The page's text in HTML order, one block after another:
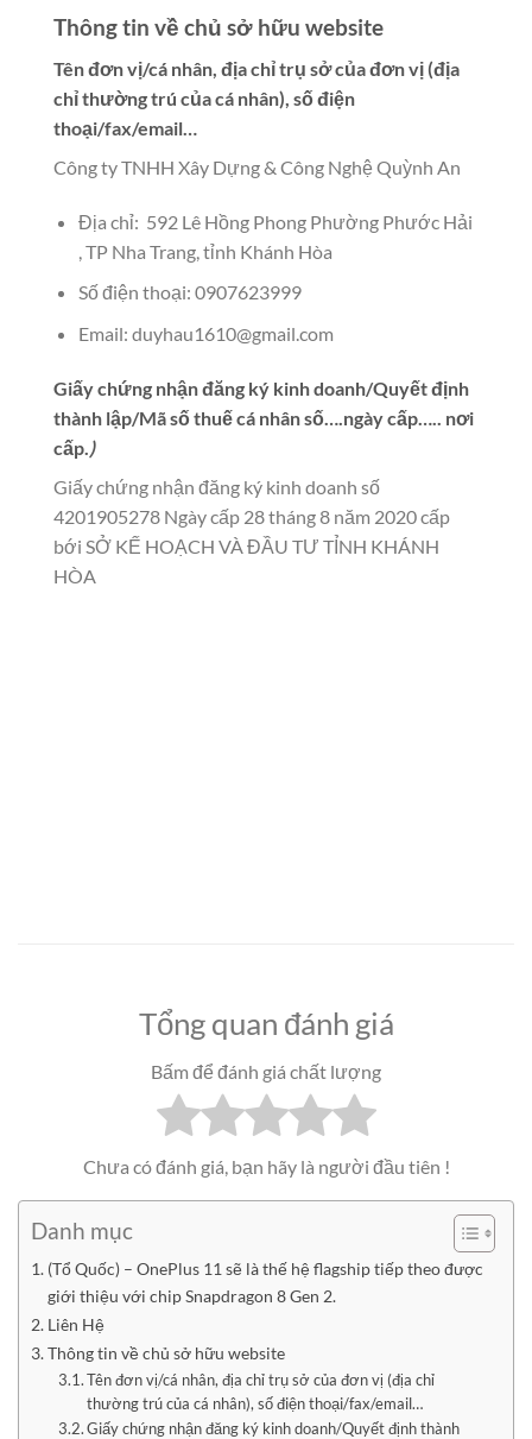
Thông tin về chủ sở hữu website
Tên đơn vị/cá nhân, địa chỉ trụ sở của đơn vị (địa
chỉ thường trú của cá nhân), số điện
thoại/fax/email…
Công ty TNHH Xây Dựng & Công Nghệ Quỳnh An
Địa chỉ: 592 Lê Hồng Phong Phường Phước Hải
, TP Nha Trang, tỉnh Khánh Hòa
Số điện thoại: 0907623999
Email: duyhau1610@gmail.com
Giấy chứng nhận đăng ký kinh doanh/Quyết định
thành lập/Mã số thuế cá nhân số….ngày cấp….. nơi
cấp. )
Giấy chứng nhận đăng ký kinh doanh số
4201905278 Ngày cấp 28 tháng 8 năm 2020 cấp
bới SỞ KẾ HOẠCH VÀ ĐẦU TƯ TỈNH KHÁNH
HÒA
Tổng quan đánh giá
Bấm để đánh giá chất lượng
Chưa có đánh giá, bạn hãy là người đầu tiên !
Danh mục
(Tổ Quốc) – OnePlus 11 sẽ là thế hệ flagship tiếp theo được
giới thiệu với chip Snapdragon 8 Gen 2.
Liên Hệ
Thông tin về chủ sở hữu website
Tên đơn vị/cá nhân, địa chỉ trụ sở của đơn vị (địa chỉ
thường trú của cá nhân), số điện thoại/fax/email…
Giấy chứng nhận đăng ký kinh doanh/Quyết định thành